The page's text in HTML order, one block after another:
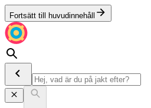
Fortsätt till huvudinnehåll